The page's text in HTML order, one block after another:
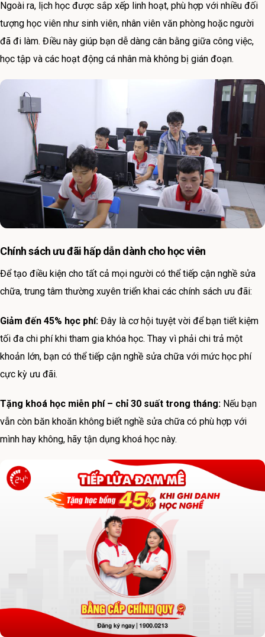
Ngoài ra, lịch học được sắp xếp linh hoạt, phù hợp với nhiều đối
tượng học viên như sinh viên, nhân viên văn phòng hoặc người
đã đi làm. Điều này giúp bạn dễ dàng cân bằng giữa công việc,
học tập và các hoạt động cá nhân mà không bị gián đoạn.
Chính sách ưu đãi hấp dẫn dành cho học viên
Để tạo điều kiện cho tất cả mọi người có thể tiếp cận nghề sửa
chữa, trung tâm thường xuyên triển khai các chính sách ưu đãi:
Giảm đến 45% học phí: Đây là cơ hội tuyệt vời để bạn tiết kiệm
tối đa chi phí khi tham gia khóa học. Thay vì phải chi trả một
khoản lớn, bạn có thể tiếp cận nghề sửa chữa với mức học phí
cực kỳ ưu đãi.
Tặng khoá học miễn phí – chỉ 30 suất trong tháng: Nếu bạn
vẫn còn băn khoăn không biết nghề sửa chữa có phù hợp với
mình hay không, hãy tận dụng khoá học này.